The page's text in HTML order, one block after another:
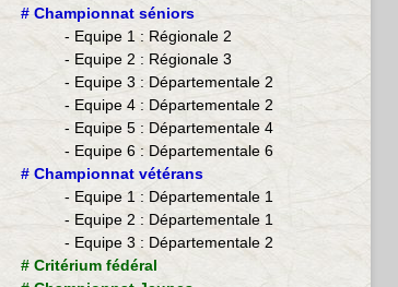
# Championnat séniors
- Equipe 1 : Régionale 2
- Equipe 2 : Régionale 3
- Equipe 3 : Départementale 2
- Equipe 4 : Départementale 2
- Equipe 5 : Départementale 4
- Equipe 6 : Départementale 6
​# Championnat vétérans
- ​Equipe 1 : Départementale 1
- Equipe 2 : Départementale 1
- Equipe 3 : Départementale 2
# Critérium fédéral